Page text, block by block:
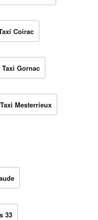
Coirac
Taxi Gornac
Mesterrieux
33